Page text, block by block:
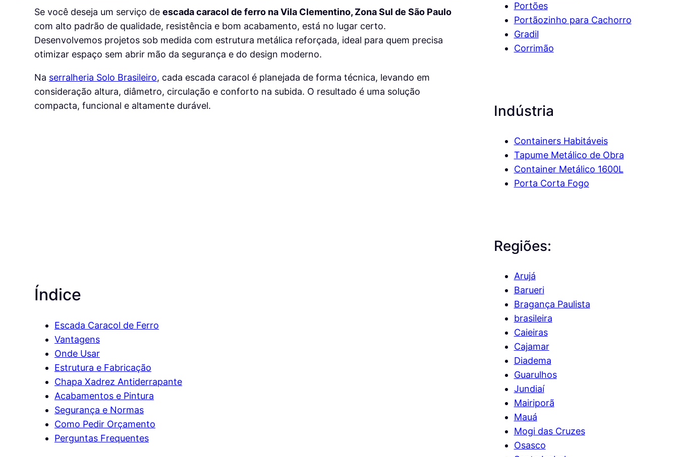
Se você deseja um serviço de escada caracol de ferro na Vila Clementino, Zona Sul de São Paulo
com alto padrão de qualidade, resistência e bom acabamento, está no lugar certo.
Desenvolvemos projetos sob medida com estrutura metálica reforçada, ideal para quem precisa
otimizar espaço sem abrir mão da segurança e do design moderno.
Na serralheria Solo Brasileiro, cada escada caracol é planejada de forma técnica, levando em
consideração altura, diâmetro, circulação e conforto na subida. O resultado é uma solução
compacta, funcional e altamente durável.
Índice
Escada Caracol de Ferro
Vantagens
Onde Usar
Estrutura e Fabricação
Chapa Xadrez Antiderrapante
Acabamentos e Pintura
Segurança e Normas
Como Pedir Orçamento
Perguntas Frequentes
Portões
Portãozinho para Cachorro
Gradil
Corrimão
Indústria
Containers Habitáveis
Tapume Metálico de Obra
Container Metálico 1600L
Porta Corta Fogo
Regiões:
Arujá
Barueri
Bragança Paulista
brasileira
Caieiras
Cajamar
Diadema
Guarulhos
Jundiaí
Mairiporã
Mauá
Mogi das Cruzes
Osasco